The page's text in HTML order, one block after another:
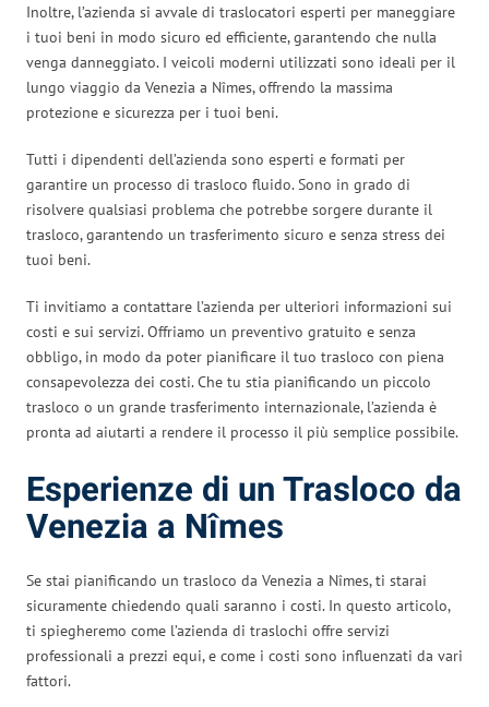
Inoltre, l’azienda si avvale di traslocatori esperti per maneggiare
i tuoi beni in modo sicuro ed efficiente, garantendo che nulla
venga danneggiato. I veicoli moderni utilizzati sono ideali per il
lungo viaggio da Venezia a Nîmes, offrendo la massima
protezione e sicurezza per i tuoi beni.
Tutti i dipendenti dell’azienda sono esperti e formati per
garantire un processo di trasloco fluido. Sono in grado di
risolvere qualsiasi problema che potrebbe sorgere durante il
trasloco, garantendo un trasferimento sicuro e senza stress dei
tuoi beni.
Ti invitiamo a contattare l’azienda per ulteriori informazioni sui
costi e sui servizi. Offriamo un preventivo gratuito e senza
obbligo, in modo da poter pianificare il tuo trasloco con piena
consapevolezza dei costi. Che tu stia pianificando un piccolo
trasloco o un grande trasferimento internazionale, l’azienda è
pronta ad aiutarti a rendere il processo il più semplice possibile.
Esperienze di un Trasloco da
Venezia a Nîmes
Se stai pianificando un trasloco da Venezia a Nîmes, ti starai
sicuramente chiedendo quali saranno i costi. In questo articolo,
ti spiegheremo come l’azienda di traslochi offre servizi
professionali a prezzi equi, e come i costi sono influenzati da vari
fattori.